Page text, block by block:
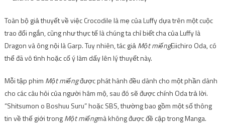
Toàn bộ giả thuyết về việc Crocodile là mẹ của Luffy dựa trên một cuộc
trao đổi ngắn, cũng như thực tế là chúng ta chỉ biết cha của Luffy là
Dragon và ông nội là Garp. Tuy nhiên, tác giảMột miếngEiichiro Oda, có
thể đã vô tình hoặc cố ý làm dấy lên lý thuyết này.
Mỗi tập phim Một miếngđược phát hành đều dành cho một phần dành
cho các câu hỏi của người hâm mộ, sau đó sẽ được chính Oda trả lời.
“Shitsumon o Boshuu Suru” hoặc SBS, thường bao gồm một số thông
tin về thế giới trongMột miếngmà không được đề cập trong Manga.